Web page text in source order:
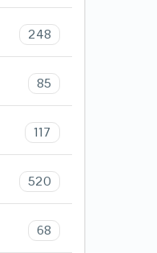
248
85
117
520
68